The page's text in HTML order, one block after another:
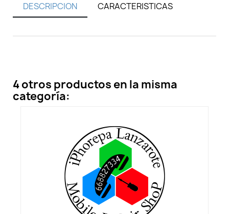
DESCRIPCION CARACTERISTICAS
4 otros productos en la misma
categoría: